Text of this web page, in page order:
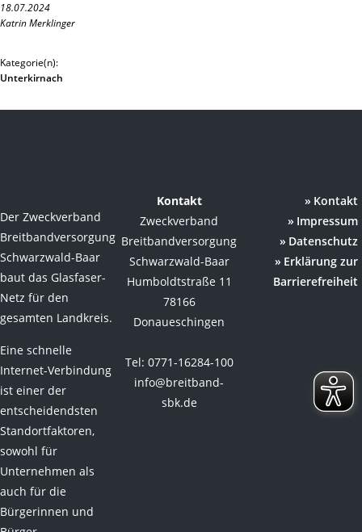
18.07.2024
Katrin Merklinger
Kategorie(n):
Unterkirnach
Der Zweckverband
Breitbandversorgung
Schwarzwald-Baar
baut das Glasfaser-
Netz für den
gesamten Landkreis.
Eine schnelle
Internet-Verbindung
ist einer der
entscheidendsten
Standortfaktoren,
sowohl für
Unternehmen als
auch für die
Bürgerinnen und
Kontakt
Zweckverband
Breitbandversorgung
Schwarzwald-Baar
Humboldtstraße 11
78166
Donaueschingen
Tel: 0771-16284-100
info@breitband-
sbk.de
Kontakt
Impressum
Datenschutz
Erklärung zur
Barrierefreiheit